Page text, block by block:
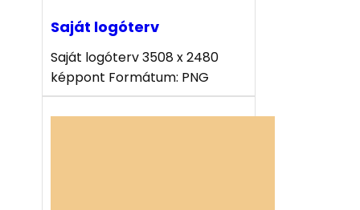
Saját logóterv
Saját logóterv 3508 x 2480
képpont Formátum: PNG